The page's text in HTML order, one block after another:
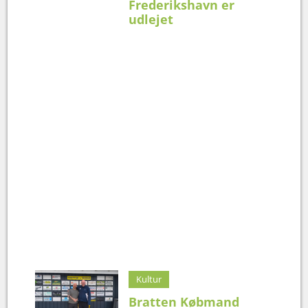
Frederikshavn er
udlejet
Kultur
Bratten Købmand